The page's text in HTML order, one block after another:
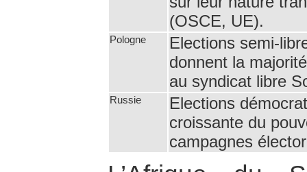
(OSCE, UE).
Pologne
Elections semi-
donnent la
au syndicat libre
Russie
Elections
croissante du
campagnes